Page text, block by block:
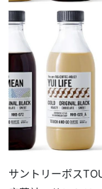
サントリーボス